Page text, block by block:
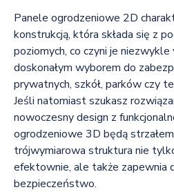
Panele ogrodzeniowe 2D
konstrukcją, która składa się z
poziomych, co czyni je niezwykle
doskonałym wyborem do
prywatnych, szkół, parków czy
Jeśli natomiast szukasz
nowoczesny design z
ogrodzeniowe 3D będą
trójwymiarowa struktura nie
efektownie, ale także zapewnia
bezpieczeństwo.